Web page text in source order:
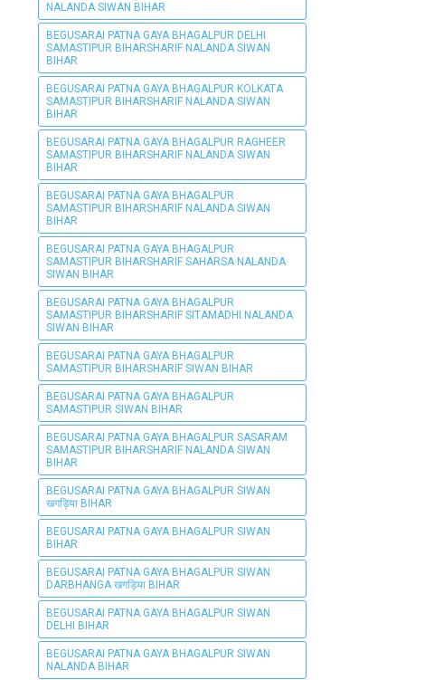
NALANDA SIWAN BIHAR
BEGUSARAI PATNA GAYA BHAGALPUR DELHI
SAMASTIPUR BIHARSHARIF NALANDA SIWAN
BIHAR
BEGUSARAI PATNA GAYA BHAGALPUR KOLKATA
SAMASTIPUR BIHARSHARIF NALANDA SIWAN
BIHAR
BEGUSARAI PATNA GAYA BHAGALPUR RAGHEER
SAMASTIPUR BIHARSHARIF NALANDA SIWAN
BIHAR
BEGUSARAI PATNA GAYA BHAGALPUR
SAMASTIPUR BIHARSHARIF NALANDA SIWAN
BIHAR
BEGUSARAI PATNA GAYA BHAGALPUR
SAMASTIPUR BIHARSHARIF SAHARSA NALANDA
SIWAN BIHAR
BEGUSARAI PATNA GAYA BHAGALPUR
SAMASTIPUR BIHARSHARIF SITAMADHI NALANDA
SIWAN BIHAR
BEGUSARAI PATNA GAYA BHAGALPUR
SAMASTIPUR BIHARSHARIF SIWAN BIHAR
BEGUSARAI PATNA GAYA BHAGALPUR
SAMASTIPUR SIWAN BIHAR
BEGUSARAI PATNA GAYA BHAGALPUR SASARAM
SAMASTIPUR BIHARSHARIF NALANDA SIWAN
BIHAR
BEGUSARAI PATNA GAYA BHAGALPUR SIWAN
खगड़िया BIHAR
BEGUSARAI PATNA GAYA BHAGALPUR SIWAN
BIHAR
BEGUSARAI PATNA GAYA BHAGALPUR SIWAN
DARBHANGA खगड़िया BIHAR
BEGUSARAI PATNA GAYA BHAGALPUR SIWAN
DELHI BIHAR
BEGUSARAI PATNA GAYA BHAGALPUR SIWAN
NALANDA BIHAR